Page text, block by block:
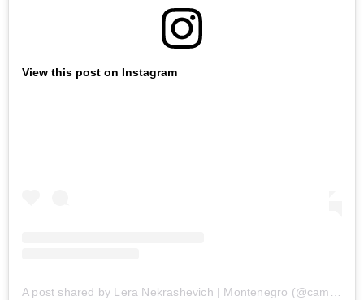
View this post on Instagram
A post shared by Lera Nekrashevich | Montenegro (@campanellabruno)